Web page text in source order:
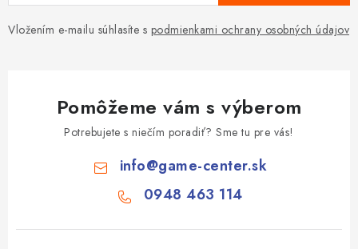
Vložením e-mailu súhlasíte s podmienkami ochrany osobných údajov
Pomôžeme vám s výberom
Potrebujete s niečím poradiť? Sme tu pre vás!
info@game-center.sk
0948 463 114